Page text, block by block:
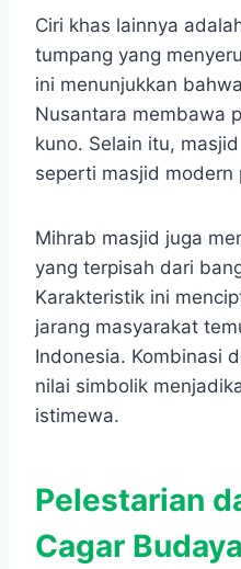
Ciri khas lainnya
tumpang yang
ini menunjukkan
Nusantara membawa
kuno. Selain itu,
seperti masjid modern
Mihrab masjid juga
yang terpisah dari
Karakteristik ini
jarang masyarakat
Indonesia. Kombinasi
nilai simbolik
istimewa.
Pelestarian
Cagar Budaya